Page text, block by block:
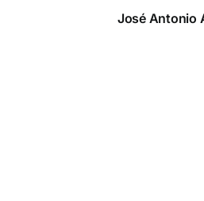
José Antonio